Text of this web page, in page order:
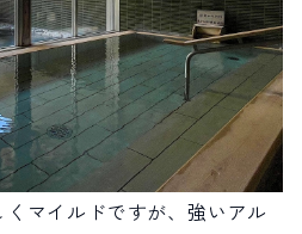
マイルドですが、強いアル